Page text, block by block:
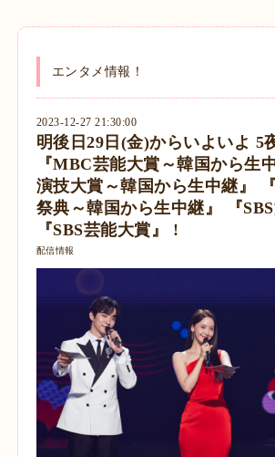
エンタメ情報！
2023-12-27 21:30:00
明後日29日(金)からいよいよ 5
『MBC芸能大賞～韓国から生
演技大賞～韓国から生中継』
祭典～韓国から生中継』 『SBS
『SBS芸能大賞』 !
配信情報